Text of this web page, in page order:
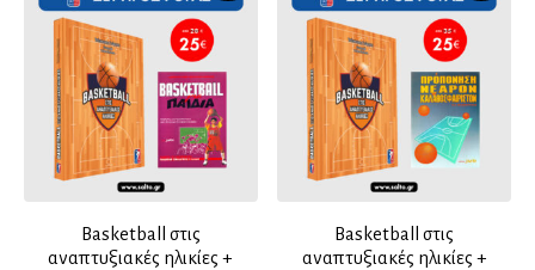
36,00 €.
Basketball στις
αναπτυξιακές ηλικίες +
Basketball στις
αναπτυξιακές ηλικίες +